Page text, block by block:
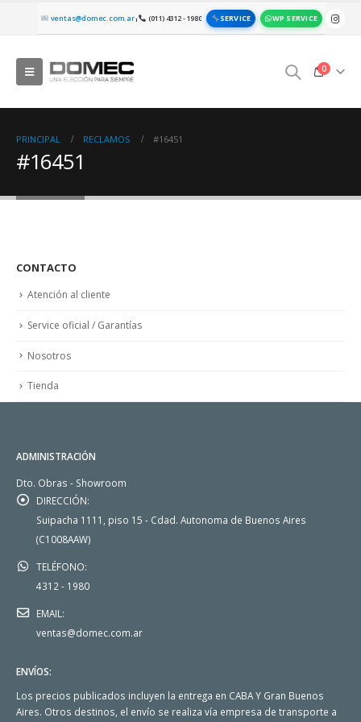
ventas@domec.com.ar| (011) 4312 - 1980 SERVICE WP SERVICE
0
PRINCIPAL RECLAMOS #16451
#16451
CONTACTO
Atención al cliente
Service oficial / Garantías
Nosotros
Tienda
ADMINISTRACIÓN
Dto. Obras - Showroom
DIRECCIÓN:
Suipacha 1111, piso 15 - Cdad. Autonoma de Buenos Aires
(C1008AAW)
TELÉFONO:
4312 - 1980
EMAIL:
ventas@domec.com.ar
ENVÍOS:
Los precios publicados incluyen la entrega en CABA Y Gran Buenos
Aires. Otros destinos, el envío se realiza vía empresa de transporte a